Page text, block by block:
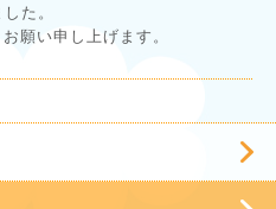
た。
願い申し上げます。